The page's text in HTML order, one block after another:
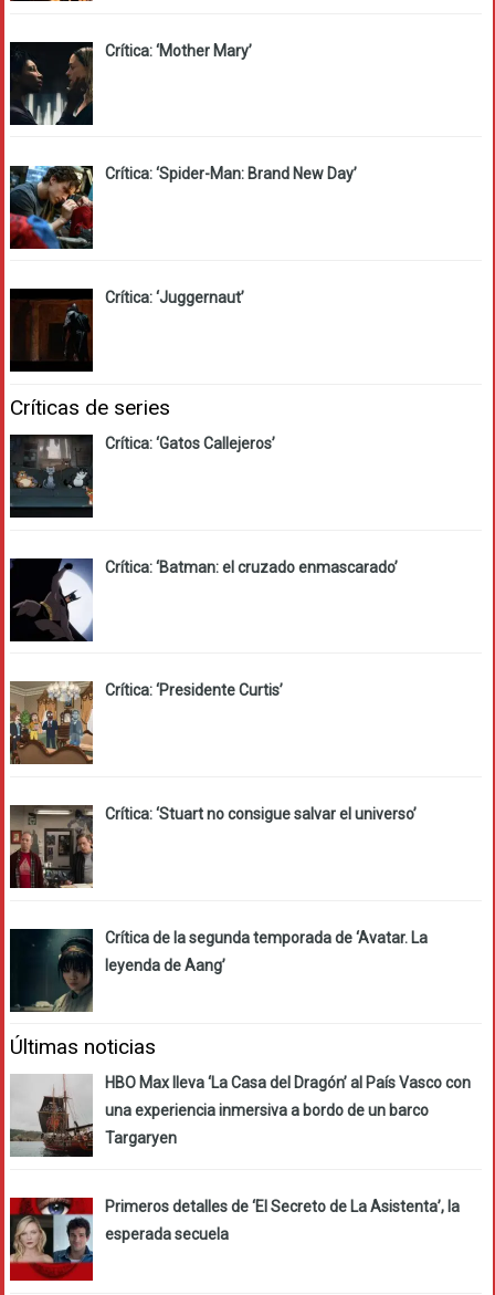
Crítica: ‘Mother Mary’
Crítica: ‘Spider-Man: Brand New Day’
Crítica: ‘Juggernaut’
Críticas de series
Crítica: ‘Gatos Callejeros’
Crítica: ‘Batman: el cruzado enmascarado’
Crítica: ‘Presidente Curtis’
Crítica: ‘Stuart no consigue salvar el universo’
Crítica de la segunda temporada de ‘Avatar. La
leyenda de Aang’
Últimas noticias
HBO Max lleva ‘La Casa del Dragón’ al País Vasco con
una experiencia inmersiva a bordo de un barco
Targaryen
Primeros detalles de ‘El Secreto de La Asistenta’, la
esperada secuela